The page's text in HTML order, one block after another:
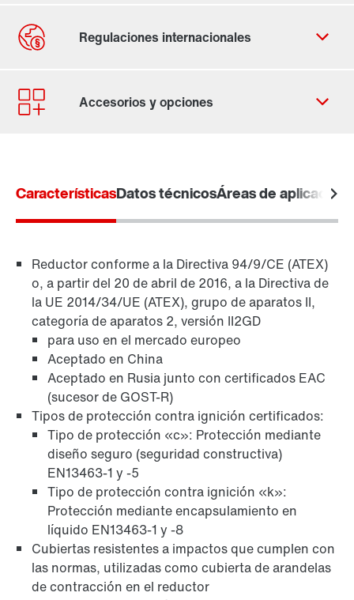
Contacto
Ubicaciones mundiales
Protección de superficies y anticorrosión
CaracterísticasDatos técnicosÁreas de aplicación
Reductor conforme a la Directiva 94/9/CE (ATEX)
o, a partir del 20 de abril de 2016, a la Directiva de
la UE 2014/34/UE (ATEX), grupo de aparatos II,
categoría de aparatos 2, versión II2GD
para uso en el mercado europeo
Aceptado en China
Aceptado en Rusia junto con certificados EAC
(sucesor de GOST-R)
Tipos de protección contra ignición certificados:
Tipo de protección «c»: Protección mediante
diseño seguro (seguridad constructiva)
EN13463-1 y -5
Tipo de protección contra ignición «k»:
Protección mediante encapsulamiento en
líquido EN13463-1 y -8
Cubiertas resistentes a impactos que cumplen con
las normas, utilizadas como cubierta de arandelas
de contracción en el reductor